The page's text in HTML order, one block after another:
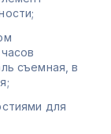
съемная, в
для